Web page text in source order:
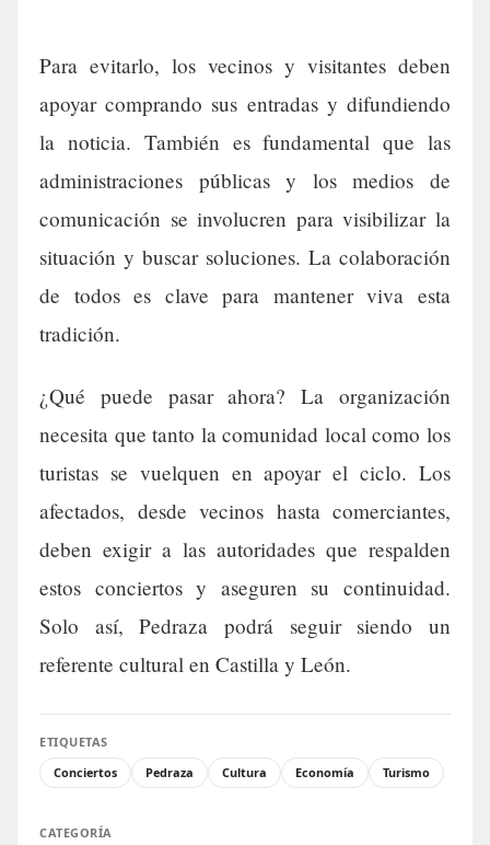
Para evitarlo, los vecinos y visitantes deben
apoyar comprando sus entradas y difundiendo
la noticia. También es fundamental que las
administraciones públicas y los medios de
comunicación se involucren para visibilizar la
situación y buscar soluciones. La colaboración
de todos es clave para mantener viva esta
tradición.
¿Qué puede pasar ahora? La organización
necesita que tanto la comunidad local como los
turistas se vuelquen en apoyar el ciclo. Los
afectados, desde vecinos hasta comerciantes,
deben exigir a las autoridades que respalden
estos conciertos y aseguren su continuidad.
Solo así, Pedraza podrá seguir siendo un
referente cultural en Castilla y León.
ETIQUETAS
Conciertos
Pedraza Cultura Economía Turismo
CATEGORÍA